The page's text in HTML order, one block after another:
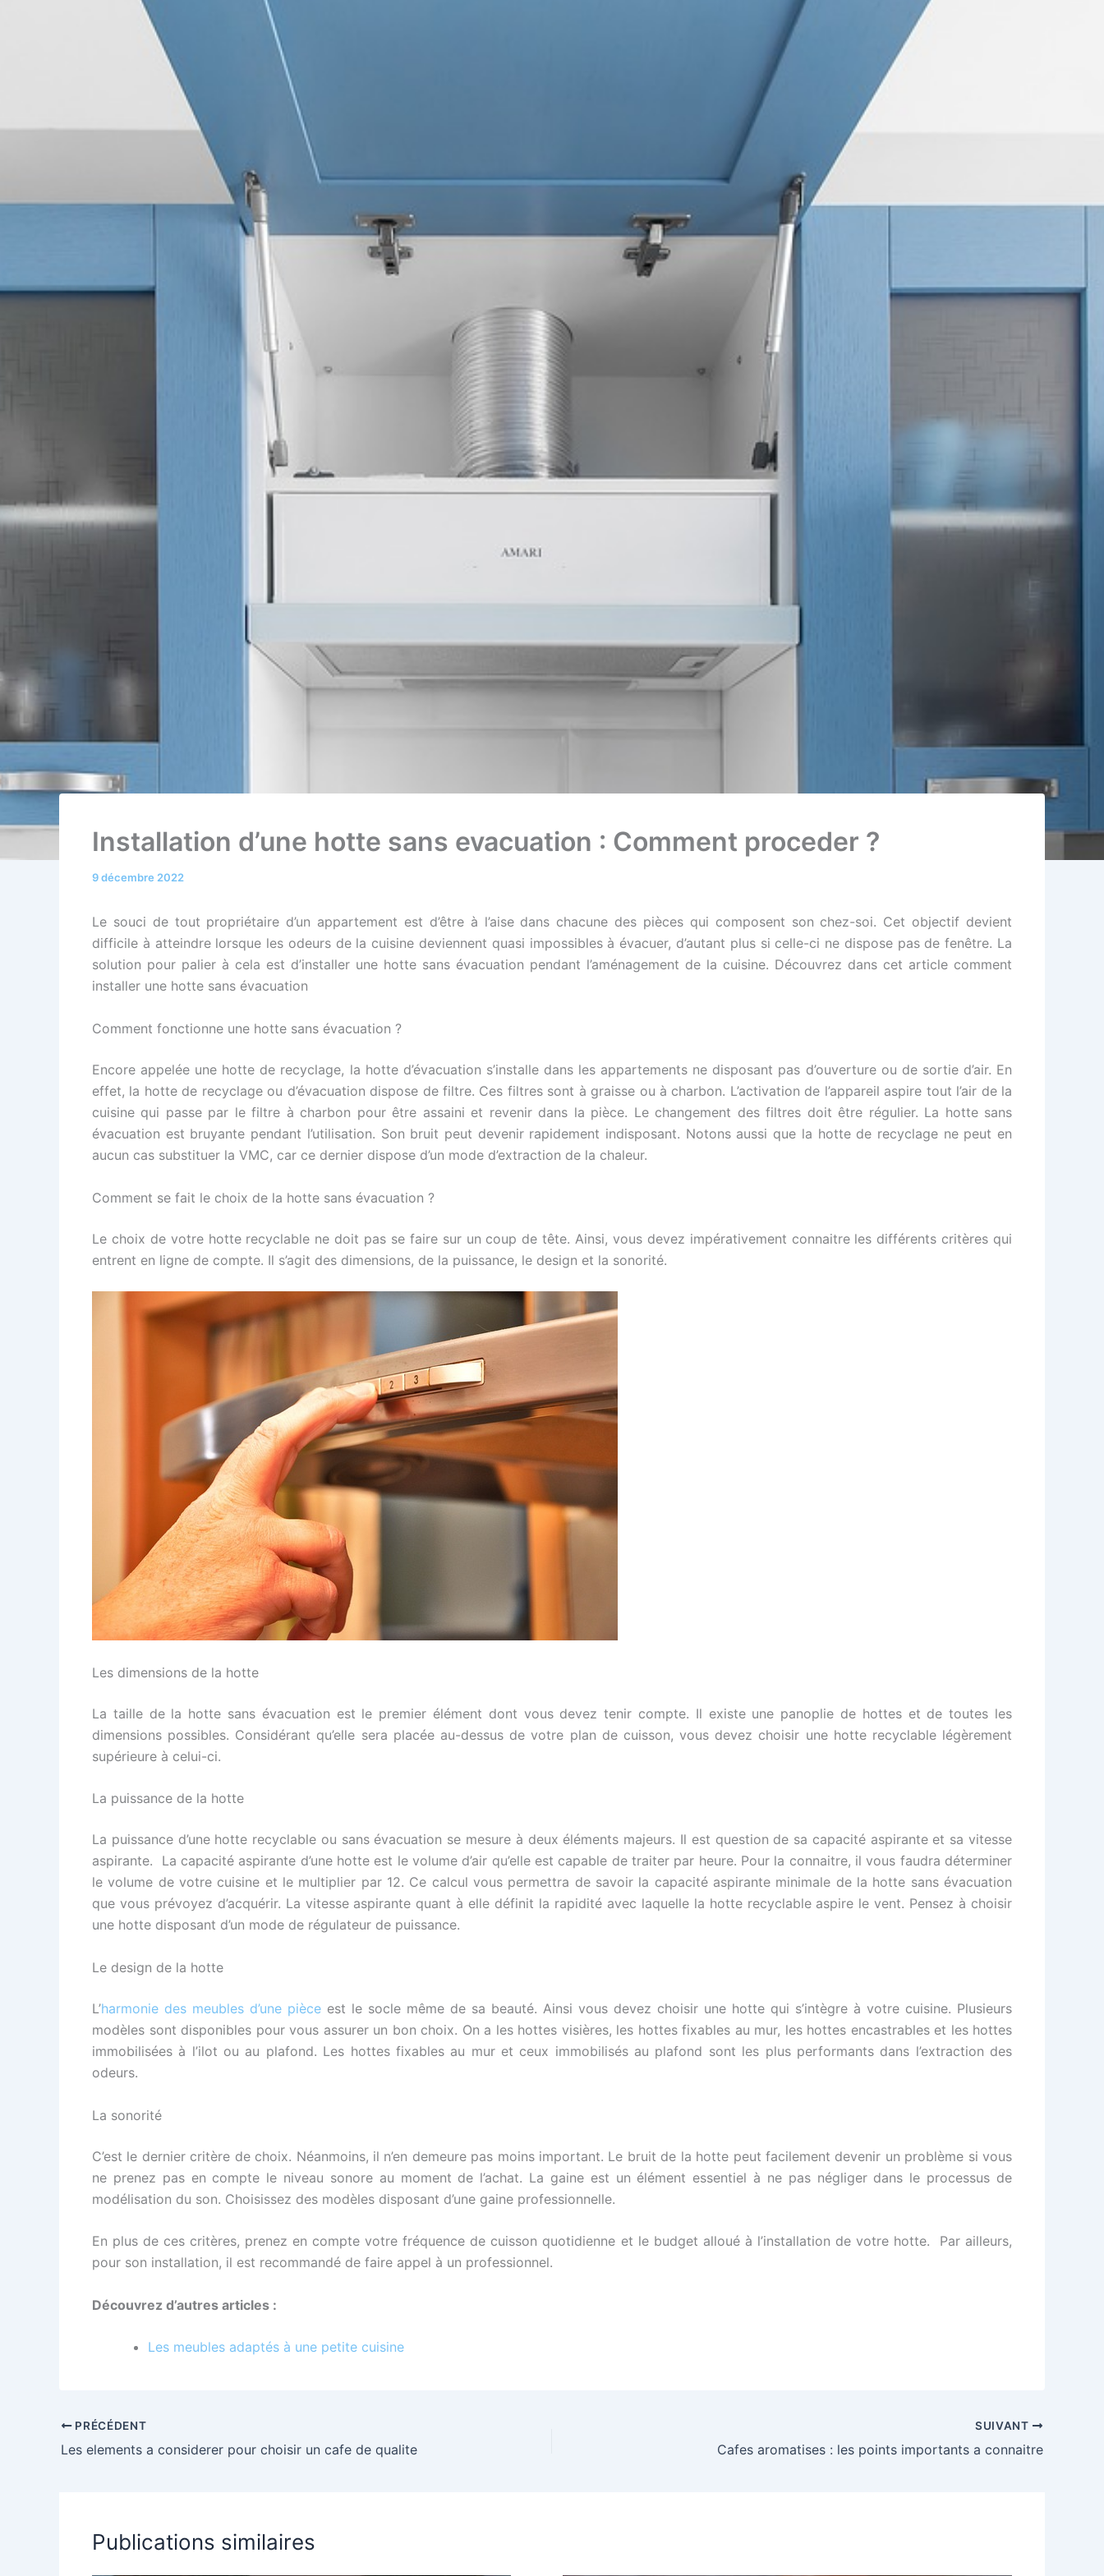
Installation d’une hotte sans evacuation : Comment proceder ?
9 décembre 2022
Le souci de tout propriétaire d’un appartement est d’être à l’aise dans chacune des pièces qui composent son chez-soi. Cet objectif devient
difficile à atteindre lorsque les odeurs de la cuisine deviennent quasi impossibles à évacuer, d’autant plus si celle-ci ne dispose pas de fenêtre. La
solution pour palier à cela est d’installer une hotte sans évacuation pendant l’aménagement de la cuisine. Découvrez dans cet article comment
installer une hotte sans évacuation
Comment fonctionne une hotte sans évacuation ?
Encore appelée une hotte de recyclage, la hotte d’évacuation s’installe dans les appartements ne disposant pas d’ouverture ou de sortie d’air. En
effet, la hotte de recyclage ou d’évacuation dispose de filtre. Ces filtres sont à graisse ou à charbon. L’activation de l’appareil aspire tout l’air de la
cuisine qui passe par le filtre à charbon pour être assaini et revenir dans la pièce. Le changement des filtres doit être régulier. La hotte sans
évacuation est bruyante pendant l’utilisation. Son bruit peut devenir rapidement indisposant. Notons aussi que la hotte de recyclage ne peut en
aucun cas substituer la VMC, car ce dernier dispose d’un mode d’extraction de la chaleur.
Comment se fait le choix de la hotte sans évacuation ?
Le choix de votre hotte recyclable ne doit pas se faire sur un coup de tête. Ainsi, vous devez impérativement connaitre les différents critères qui
entrent en ligne de compte. Il s’agit des dimensions, de la puissance, le design et la sonorité.
Les dimensions de la hotte
La taille de la hotte sans évacuation est le premier élément dont vous devez tenir compte. Il existe une panoplie de hottes et de toutes les
dimensions possibles. Considérant qu’elle sera placée au-dessus de votre plan de cuisson, vous devez choisir une hotte recyclable légèrement
supérieure à celui-ci.
La puissance de la hotte
La puissance d’une hotte recyclable ou sans évacuation se mesure à deux éléments majeurs. Il est question de sa capacité aspirante et sa vitesse
aspirante. La capacité aspirante d’une hotte est le volume d’air qu’elle est capable de traiter par heure. Pour la connaitre, il vous faudra déterminer
le volume de votre cuisine et le multiplier par 12. Ce calcul vous permettra de savoir la capacité aspirante minimale de la hotte sans évacuation
que vous prévoyez d’acquérir. La vitesse aspirante quant à elle définit la rapidité avec laquelle la hotte recyclable aspire le vent. Pensez à choisir
une hotte disposant d’un mode de régulateur de puissance.
Le design de la hotte
L’harmonie des meubles d’une pièce est le socle même de sa beauté. Ainsi vous devez choisir une hotte qui s’intègre à votre cuisine. Plusieurs
modèles sont disponibles pour vous assurer un bon choix. On a les hottes visières, les hottes fixables au mur, les hottes encastrables et les hottes
immobilisées à l’ilot ou au plafond. Les hottes fixables au mur et ceux immobilisés au plafond sont les plus performants dans l’extraction des
odeurs.
La sonorité
C’est le dernier critère de choix. Néanmoins, il n’en demeure pas moins important. Le bruit de la hotte peut facilement devenir un problème si vous
ne prenez pas en compte le niveau sonore au moment de l’achat. La gaine est un élément essentiel à ne pas négliger dans le processus de
modélisation du son. Choisissez des modèles disposant d’une gaine professionnelle.
En plus de ces critères, prenez en compte votre fréquence de cuisson quotidienne et le budget alloué à l’installation de votre hotte. Par ailleurs,
pour son installation, il est recommandé de faire appel à un professionnel.
Découvrez d’autres articles :
Les meubles adaptés à une petite cuisine
PRÉCÉDENT
Les elements a considerer pour choisir un cafe de qualite
SUIVANT
Cafes aromatises : les points importants a connaitre
Publications similaires